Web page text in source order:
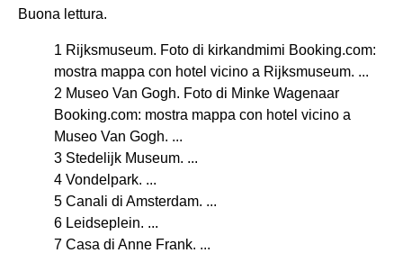
Buona lettura.
1 Rijksmuseum. Foto di kirkandmimi Booking.com:
mostra mappa con hotel vicino a Rijksmuseum. ...
2 Museo Van Gogh. Foto di Minke Wagenaar
Booking.com: mostra mappa con hotel vicino a
Museo Van Gogh. ...
3 Stedelijk Museum. ...
4 Vondelpark. ...
5 Canali di Amsterdam. ...
6 Leidseplein. ...
7 Casa di Anne Frank. ...